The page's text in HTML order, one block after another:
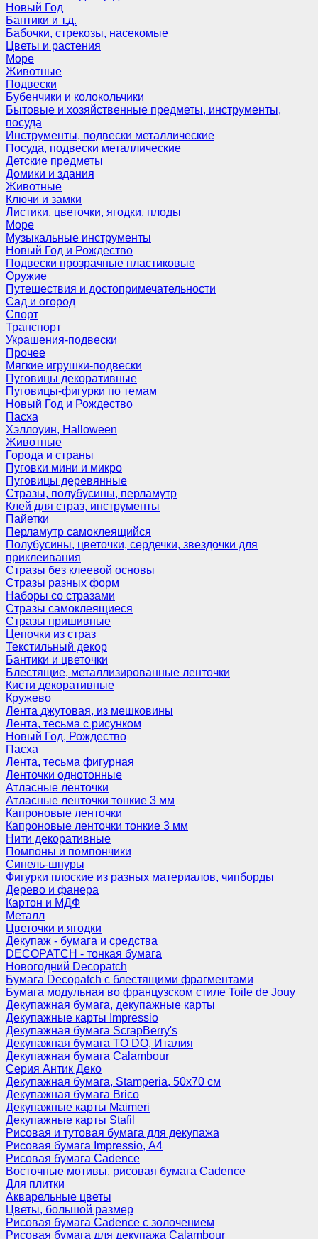
Новый Год
Бантики и т.д.
Бабочки, стрекозы, насекомые
Цветы и растения
Море
Животные
Подвески
Бубенчики и колокольчики
Бытовые и хозяйственные предметы, инструменты,
посуда
Инструменты, подвески металлические
Посуда, подвески металлические
Детские предметы
Домики и здания
Животные
Ключи и замки
Листики, цветочки, ягодки, плоды
Море
Музыкальные инструменты
Новый Год и Рождество
Подвески прозрачные пластиковые
Оружие
Путешествия и достопримечательности
Сад и огород
Спорт
Транспорт
Украшения-подвески
Прочее
Мягкие игрушки-подвески
Пуговицы декоративные
Пуговицы-фигурки по темам
Новый Год и Рождество
Пасха
Хэллоуин, Halloween
Животные
Города и страны
Пуговки мини и микро
Пуговицы деревянные
Стразы, полубусины, перламутр
Клей для страз, инструменты
Пайетки
Перламутр самоклеящийся
Полубусины, цветочки, сердечки, звездочки для
приклеивания
Стразы без клеевой основы
Стразы разных форм
Наборы со стразами
Стразы самоклеящиеся
Стразы пришивные
Цепочки из страз
Текстильный декор
Бантики и цветочки
Блестящие, металлизированные ленточки
Кисти декоративные
Кружево
Лента джутовая, из мешковины
Лента, тесьма с рисунком
Новый Год, Рождество
Пасха
Лента, тесьма фигурная
Ленточки однотонные
Атласные ленточки
Атласные ленточки тонкие 3 мм
Капроновые ленточки
Капроновые ленточки тонкие 3 мм
Нити декоративные
Помпоны и помпончики
Синель-шнуры
Фигурки плоские из разных материалов, чипборды
Дерево и фанера
Картон и МДФ
Металл
Цветочки и ягодки
Декупаж - бумага и средства
DECOPATCH - тонкая бумага
Новогодний Decopatch
Бумага Decopatch с блестящими фрагментами
Бумага модульная во французском стиле Toile de Jouy
Декупажная бумага, декупажные карты
Декупажные карты Impressio
Декупажная бумага ScrapBerry's
Декупажная бумага TO DO, Италия
Декупажная бумага Calambour
Серия Антик Деко
Декупажная бумага, Stamperia, 50х70 см
Декупажная бумага Brico
Декупажные карты Maimeri
Декупажные карты Stafil
Рисовая и тутовая бумага для декупажа
Рисовая бумага Impressio, А4
Рисовая бумага Cadence
Восточные мотивы, рисовая бумага Cadence
Для плитки
Акварельные цветы
Цветы, большой размер
Рисовая бумага Cadence c золочением
Рисовая бумага для декупажа Calambour